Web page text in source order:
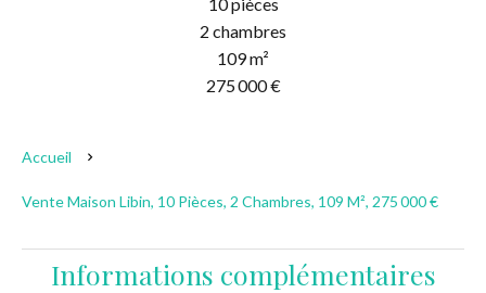
2 chambres
109 m²
275 000 €
Accueil
Vente Maison Libin, 10 Pièces, 2 Chambres, 109 M², 275 000 €
Informations complémentaires